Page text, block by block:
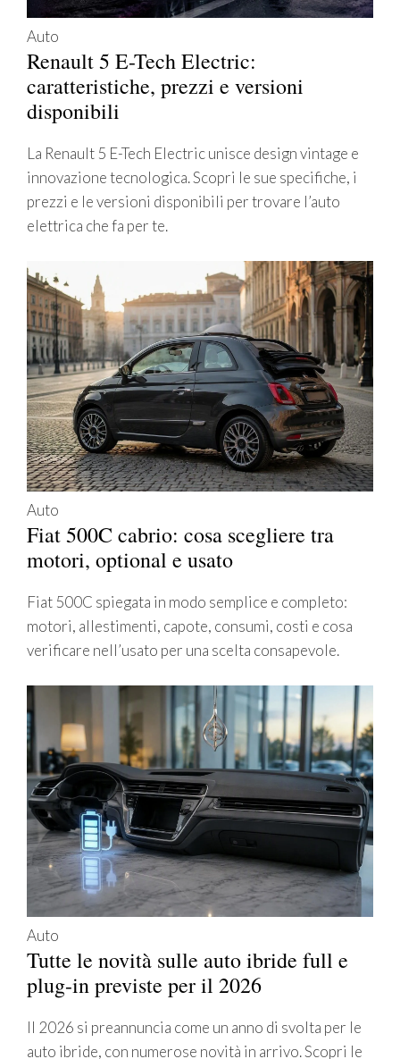
Auto
Renault 5 E-Tech Electric:
caratteristiche, prezzi e versioni
disponibili
La Renault 5 E-Tech Electric unisce design vintage e
innovazione tecnologica. Scopri le sue specifiche, i
prezzi e le versioni disponibili per trovare l’auto
elettrica che fa per te.
Auto
Fiat 500C cabrio: cosa scegliere tra
motori, optional e usato
Fiat 500C spiegata in modo semplice e completo:
motori, allestimenti, capote, consumi, costi e cosa
verificare nell’usato per una scelta consapevole.
Auto
Tutte le novità sulle auto ibride full e
plug-in previste per il 2026
Il 2026 si preannuncia come un anno di svolta per le
auto ibride, con numerose novità in arrivo. Scopri le